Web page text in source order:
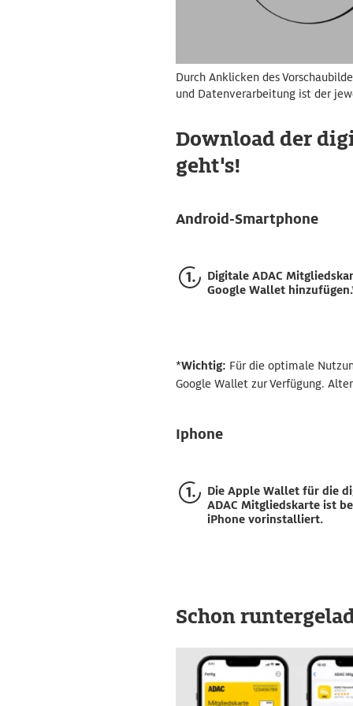
Durch Anklicken des
und Datenverarbeitung ist der
Download der
geht's!
Android-Smartphone
Digitale ADAC
Google Wallet
*Wichtig: Für die optimale
Google Wallet zur Verfügung.
Iphone
Die Apple Wallet für die
ADAC Mitgliedskarte ist
iPhone vorinstalliert.
Schon